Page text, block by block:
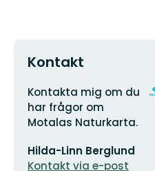
Kontakt
Adress
Kontakta mig om du
har frågor om
Motalas Naturkarta.
postadress
Hilda-Linn Berglund
Kontakt via e-post